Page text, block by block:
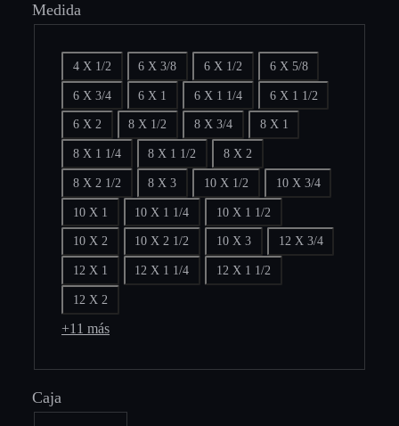
Medida
4 X 1/2 6 X 3/8 6 X 1/2 6 X 5/8
6 X 3/4 6 X 1 6 X 1 1/4 6 X 1 1/2
6 X 2 8 X 1/2 8 X 3/4 8 X 1
8 X 1 1/4 8 X 1 1/2 8 X 2
8 X 2 1/2 8 X 3 10 X 1/2 10 X 3/4
10 X 1 10 X 1 1/4 10 X 1 1/2
10 X 2 10 X 2 1/2 10 X 3 12 X 3/4
12 X 1 12 X 1 1/4 12 X 1 1/2
12 X 2
+11 más
Caja